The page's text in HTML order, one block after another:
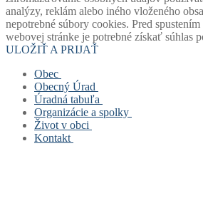
analýzy, reklám alebo iného vloženého
nepotrebné súbory cookies. Pred
webovej stránke je potrebné získať súhlas
ULOŽIŤ A PRIJAŤ
Obec
Stará verzia webu
História obce
Mapový portál obce
Štatút obce
Symboly obce
Obecný Úrad
Obecný úrad
Starosta obce
Zástupca starostu
Hlavný kontrolór
Úradná tabuľa
Úradná tabuľa
Povinne zverejňované
Civilná ochrana
Organizácie a spolky
Základná a materská škola
Obecná knižnica
Život v obci
Život v obci
Kontakt